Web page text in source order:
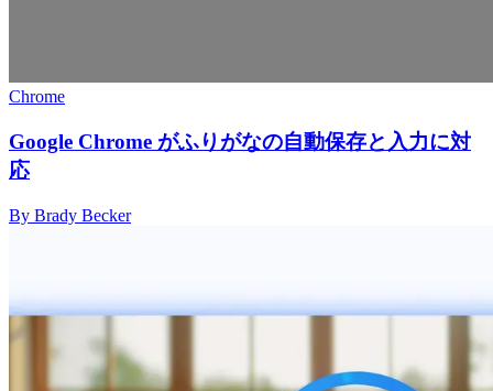
Chrome
Google Chrome がふりがなの自動保存と入力に対
応
By Brady Becker